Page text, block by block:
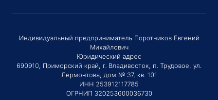
Индивидуальный предприниматель Поротников Евгений
Михайлович
Юридический адрес
690910, Приморский край, г. Владивосток, п. Трудовое, ул.
Лермонтова, дом № 37, кв. 101
ИНН 253912117785
ОГРНИП 320253600036730